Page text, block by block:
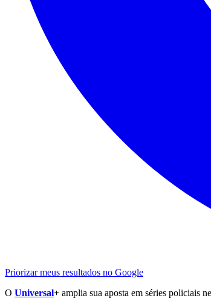
Priorizar meus resultados no Google
O Universal+ amplia sua aposta em séries policiais